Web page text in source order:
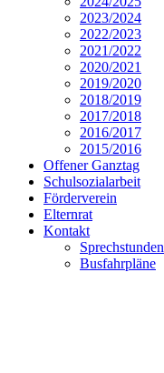
2023/2024
2022/2023
2021/2022
2020/2021
2019/2020
2018/2019
2017/2018
2016/2017
2015/2016
Offener Ganztag
Schulsozialarbeit
Förderverein
Elternrat
Kontakt
Sprechstunden
Busfahrpläne